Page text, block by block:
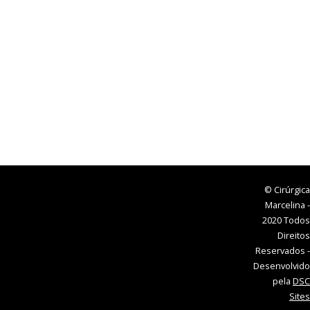
© Cirúrgica
Marcelina -
2020 Todos
Direitos
Reservados -
Desenvolvido
pela DSC
Sites